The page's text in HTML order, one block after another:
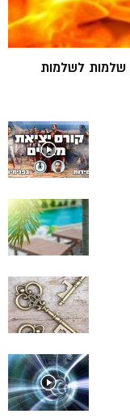
שלמות לשלמות